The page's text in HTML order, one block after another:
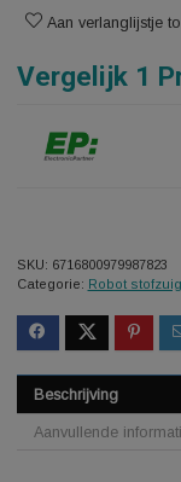
Vergelijk 1
SKU:
Categorie:Robot